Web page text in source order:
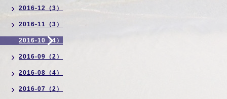
2016-12（3）
2016-11（3）
2016-10（4）
2016-09（2）
2016-08（4）
2016-07（2）